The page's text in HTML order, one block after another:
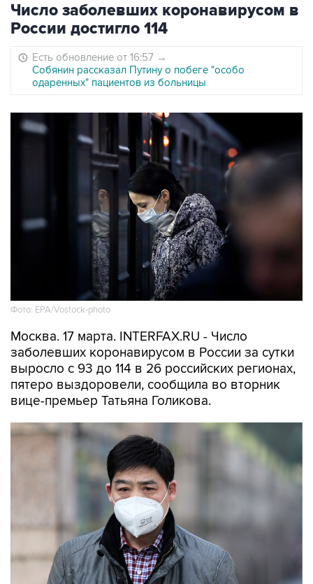
Число заболевших коронавирусом в
России достигло 114
Есть обновление от 16:57 →
Собянин рассказал Путину о побеге "особо
одаренных" пациентов из больницы
Фото: EPA/Vostock-photo
Москва. 17 марта. INTERFAX.RU - Число
заболевших коронавирусом в России за сутки
выросло с 93 до 114 в 26 российских регионах,
пятеро выздоровели, сообщила во вторник
вице-премьер Татьяна Голикова.